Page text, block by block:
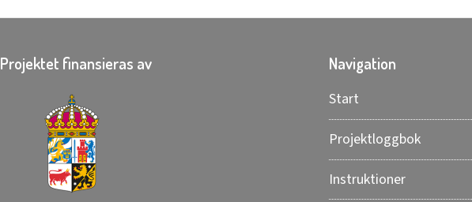
Projektet finansieras av Navigation
Start
Projektloggbok
Instruktioner